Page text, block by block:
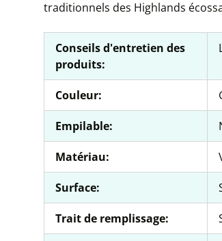
traditionnels des Highlands
Conseils d'entretien des
produits:
Couleur:
Empilable:
Matériau:
Surface:
Trait de remplissage: